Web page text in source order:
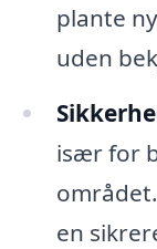
plante
uden
især for
en